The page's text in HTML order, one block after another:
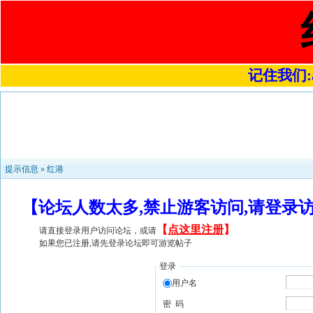
记住我们
提示信息 » 红港
【论坛人数太多,禁止游客访问,请登
请直接登录用户访问论坛，或请 【 点这里注册】
如果您已注册,请先登录论坛即可游览帖子
登录
用户名
密 码